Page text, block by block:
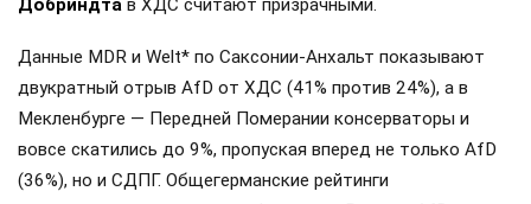
шторма. Его партия бурлит от недовольства, а сам он все
чаще слышит неудобные вопросы о своей
профпригодности. По данным Bild*, кресло под Мерцем
закачалось: сентябрьские выборы в регионах могут стать
для него «моментом истины», после которого
политическая карьера канцлера рискует завершиться.